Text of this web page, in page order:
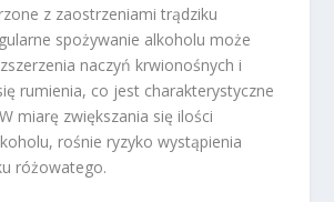
z zaostrzeniami trądziku
spożywanie alkoholu może
naczyń krwionośnych i
rumienia, co jest charakterystyczne
miarę zwiększania się ilości
rośnie ryzyko wystąpienia
różowatego.